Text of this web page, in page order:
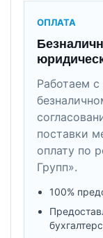
ОПЛАТА
Работаем
поставки
оплату по
Групп».
100%